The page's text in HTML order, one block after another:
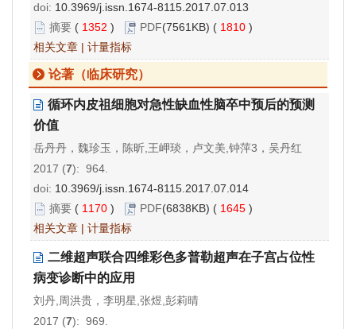
doi: 10.3969/j.issn.1674-8115.2017.07.013
摘要 ( 1352 ) PDF(7561KB) ( 1810 )
相关文章 | 计量指标
论著（临床研究）
循环内皮祖细胞对急性缺血性脑卒中预后的预测
价值
岳丹丹，魏珍玉，陈昕,王岬琰，卢文美,钟萍3，吴丹红
2017 (7): 964.
doi: 10.3969/j.issn.1674-8115.2017.07.014
摘要 ( 1170 ) PDF(6838KB) ( 1645 )
相关文章 | 计量指标
二维超声联合四维彩色多普勒超声在子宫占位性
病变诊断中的应用
刘丹,周洪贵，李明星,张煜,彭莉晴
2017 (7): 969.